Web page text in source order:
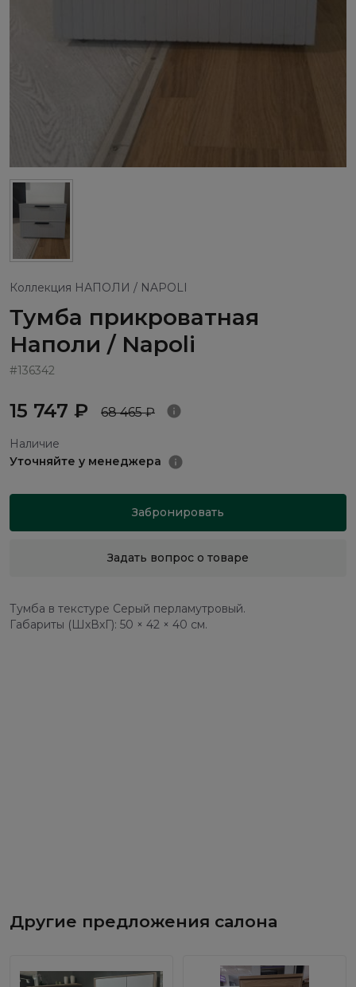
Коллекция НАПОЛИ / NAPOLI
Тумба прикроватная
Наполи / Napoli
#136342
15 747 ₽ 68 465 ₽
Наличие
Уточняйте у менеджера
Забронировать
Задать вопрос о товаре
Тумба в текстуре Серый перламутровый.
Габариты (ШхВхГ): 50 × 42 × 40 см.
Другие предложения салона